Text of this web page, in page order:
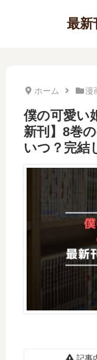
最新
ホーム 漫
僕の可愛い
新刊】8巻
いつ？完結
記事